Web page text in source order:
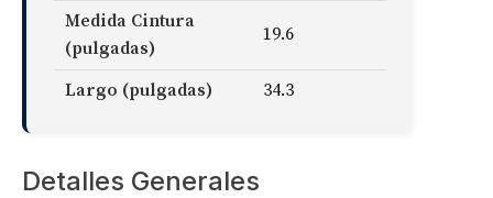
Medida Cintura
(pulgadas)
19.6
Largo (pulgadas) 34.3
Detalles Generales